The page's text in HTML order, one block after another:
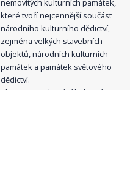
nemovitých kulturních památek,
které tvoří nejcennější součást
národního kulturního dědictví,
zejména velkých stavebních
objektů, národních kulturních
památek a památek světového
dědictví.
obnova a zachování kulturní